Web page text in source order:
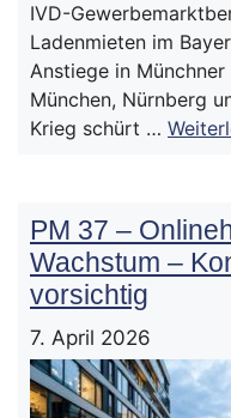
IVD-
Ladenmieten im
Anstiege in
München, Nürnberg
Krieg schürt …
PM 37 –
Wachstum –
vorsichtig
7. April 2026